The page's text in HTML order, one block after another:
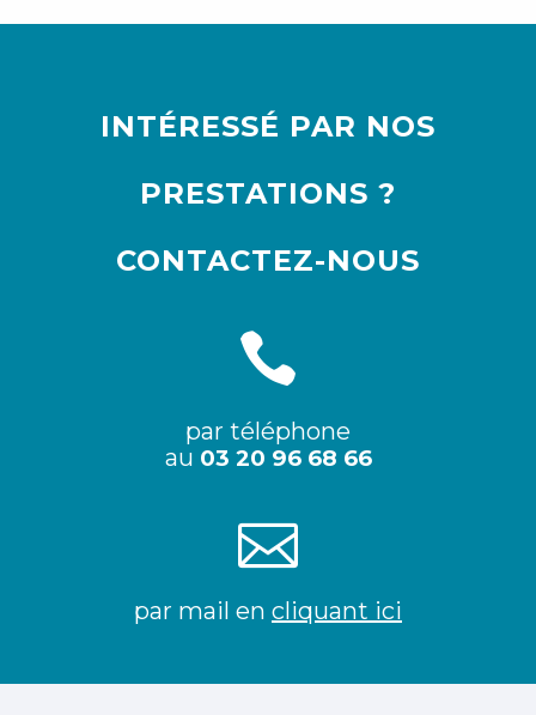
INTÉRESSÉ PAR NOS
PRESTATIONS ?
CONTACTEZ-NOUS
par téléphone
au 03 20 96 68 66
par mail en cliquant ici